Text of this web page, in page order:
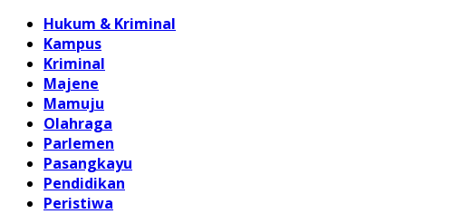
Hukum & Kriminal
Kampus
Kriminal
Majene
Mamuju
Olahraga
Parlemen
Pasangkayu
Pendidikan
Peristiwa